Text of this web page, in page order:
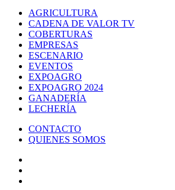
AGRICULTURA
CADENA DE VALOR TV
COBERTURAS
EMPRESAS
ESCENARIO
EVENTOS
EXPOAGRO
EXPOAGRO 2024
GANADERÍA
LECHERÍA
CONTACTO
QUIENES SOMOS